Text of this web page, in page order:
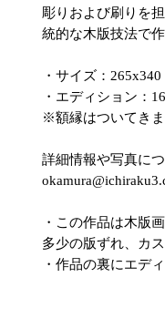
彫りおよび刷りを
統的な木版技法で
・サイズ：265x340
・エディション：16
※額縁はついてきま
詳細情報や写真に
・この作品は木版
多少の版ずれ、カ
・作品の裏にエデ